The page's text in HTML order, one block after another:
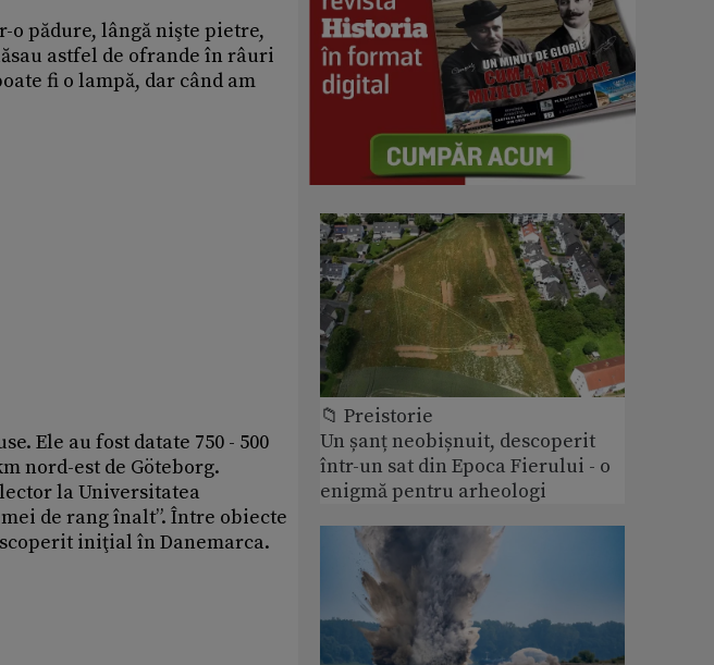
o pădure, lângă nişte pietre,
astfel de ofrande în râuri
fi o lampă, dar când am
Ele au fost datate 750 - 500
nord-est de Göteborg.
la Universitatea
de rang înalt”. Între obiecte
iniţial în Danemarca.
📁 Preistorie
Un șanț neobișnuit, descoperit
într-un sat din Epoca Fierului - o
enigmă pentru arheologi